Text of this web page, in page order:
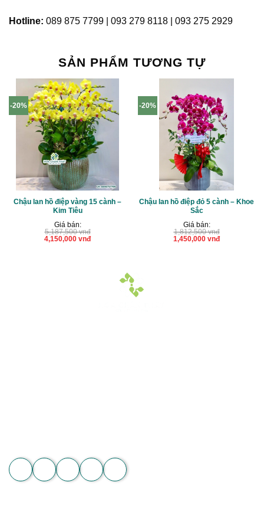
Hotline: 089 875 7799 | 093 279 8118 | 093 275 2929
SẢN PHẨM TƯƠNG TỰ
-20%
Chậu lan hồ điệp vàng 15 cành –
Kim Tiêu
Giá bán:
5,187,500vnđ
Giá
gốc
4,150,000 vnđ
Giá
hiện
-20%
Chậu lan hồ điệp đỏ 5 cành – Khoe
Sắc
Giá bán:
1,812,500vnđ
Giá
gốc
1,450,000 vnđ
Giá
hiện